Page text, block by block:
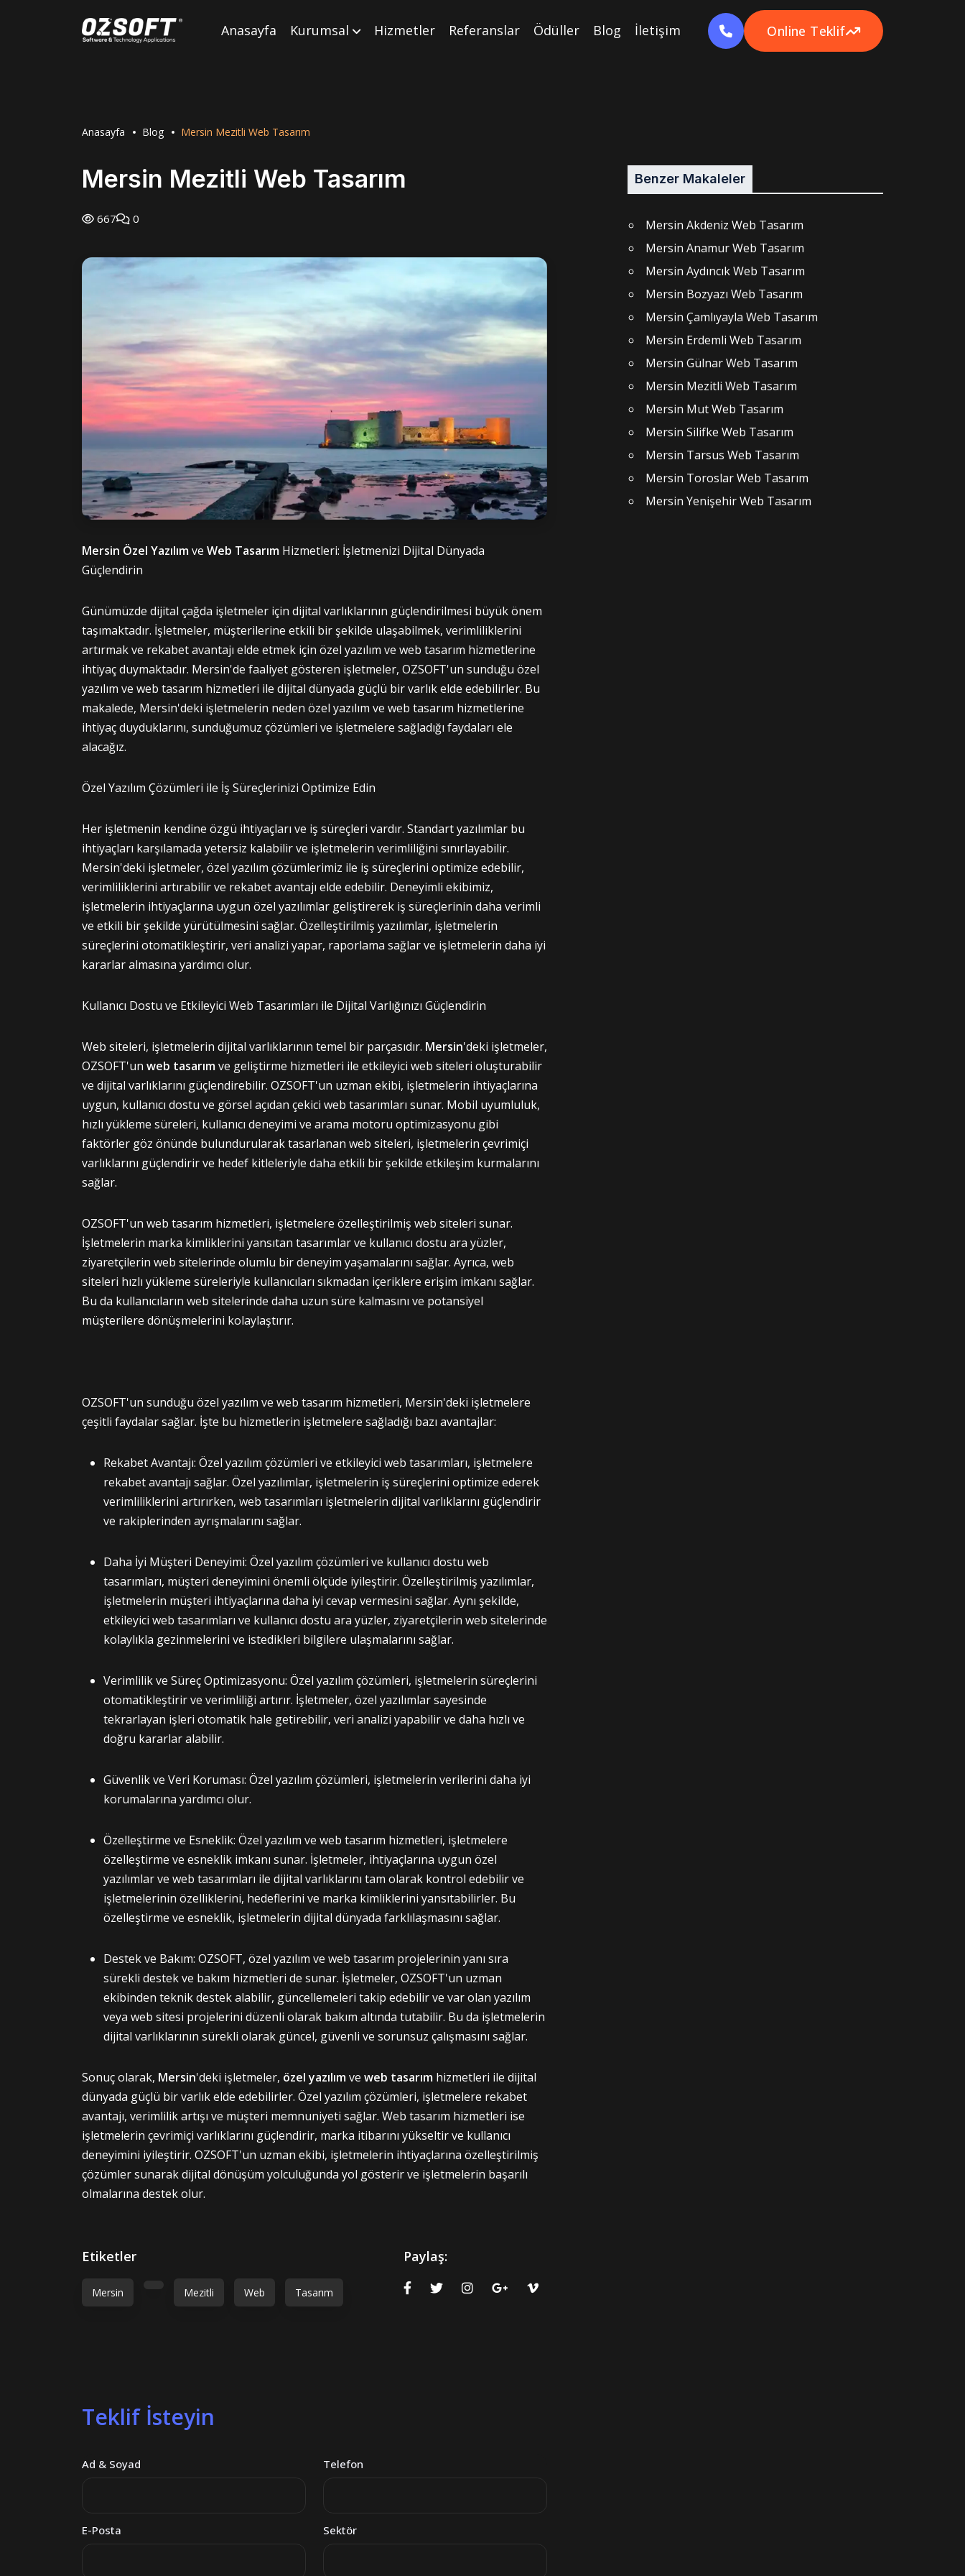
Anasayfa Kurumsal Hizmetler Referanslar Ödüller Blog İletişim Online Teklif
Anasayfa Blog Mersin Mezitli Web Tasarım
Mersin Mezitli Web Tasarım
667 0
Mersin Özel Yazılımve Web Tasarım Hizmetleri: İşletmenizi Dijital Dünyada
Güçlendirin
Günümüzde dijital çağda işletmeler için dijital varlıklarının güçlendirilmesi büyük önem
taşımaktadır. İşletmeler, müşterilerine etkili bir şekilde ulaşabilmek, verimliliklerini
artırmak ve rekabet avantajı elde etmek için özel yazılım ve web tasarım hizmetlerine
ihtiyaç duymaktadır. Mersin'de faaliyet gösteren işletmeler, OZSOFT'un sunduğu özel
yazılım ve web tasarım hizmetleri ile dijital dünyada güçlü bir varlık elde edebilirler. Bu
makalede, Mersin'deki işletmelerin neden özel yazılım ve web tasarım hizmetlerine
ihtiyaç duyduklarını, sunduğumuz çözümleri ve işletmelere sağladığı faydaları ele
alacağız.
Özel Yazılım Çözümleri ile İş Süreçlerinizi Optimize Edin
Her işletmenin kendine özgü ihtiyaçları ve iş süreçleri vardır. Standart yazılımlar bu
ihtiyaçları karşılamada yetersiz kalabilir ve işletmelerin verimliliğini sınırlayabilir.
Mersin'deki işletmeler, özel yazılım çözümlerimiz ile iş süreçlerini optimize edebilir,
verimliliklerini artırabilir ve rekabet avantajı elde edebilir. Deneyimli ekibimiz,
işletmelerin ihtiyaçlarına uygun özel yazılımlar geliştirerek iş süreçlerinin daha verimli
ve etkili bir şekilde yürütülmesini sağlar. Özelleştirilmiş yazılımlar, işletmelerin
süreçlerini otomatikleştirir, veri analizi yapar, raporlama sağlar ve işletmelerin daha iyi
kararlar almasına yardımcı olur.
Kullanıcı Dostu ve Etkileyici Web Tasarımları ile Dijital Varlığınızı Güçlendirin
Web siteleri, işletmelerin dijital varlıklarının temel bir parçasıdır. Mersin'deki işletmeler,
OZSOFT'un web tasarımve geliştirme hizmetleri ile etkileyici web siteleri oluşturabilir
ve dijital varlıklarını güçlendirebilir. OZSOFT'un uzman ekibi, işletmelerin ihtiyaçlarına
uygun, kullanıcı dostu ve görsel açıdan çekici web tasarımları sunar. Mobil uyumluluk,
hızlı yükleme süreleri, kullanıcı deneyimi ve arama motoru optimizasyonu gibi
faktörler göz önünde bulundurularak tasarlanan web siteleri, işletmelerin çevrimiçi
varlıklarını güçlendirir ve hedef kitleleriyle daha etkili bir şekilde etkileşim kurmalarını
sağlar.
OZSOFT'un web tasarım hizmetleri, işletmelere özelleştirilmiş web siteleri sunar.
İşletmelerin marka kimliklerini yansıtan tasarımlar ve kullanıcı dostu ara yüzler,
ziyaretçilerin web sitelerinde olumlu bir deneyim yaşamalarını sağlar. Ayrıca, web
siteleri hızlı yükleme süreleriyle kullanıcıları sıkmadan içeriklere erişim imkanı sağlar.
Bu da kullanıcıların web sitelerinde daha uzun süre kalmasını ve potansiyel
müşterilere dönüşmelerini kolaylaştırır.
OZSOFT'un sunduğu özel yazılım ve web tasarım hizmetleri, Mersin'deki işletmelere
çeşitli faydalar sağlar. İşte bu hizmetlerin işletmelere sağladığı bazı avantajlar:
Rekabet Avantajı: Özel yazılım çözümleri ve etkileyici web tasarımları, işletmelere
rekabet avantajı sağlar. Özel yazılımlar, işletmelerin iş süreçlerini optimize ederek
verimliliklerini artırırken, web tasarımları işletmelerin dijital varlıklarını güçlendirir
ve rakiplerinden ayrışmalarını sağlar.
Daha İyi Müşteri Deneyimi: Özel yazılım çözümleri ve kullanıcı dostu web
tasarımları, müşteri deneyimini önemli ölçüde iyileştirir. Özelleştirilmiş yazılımlar,
işletmelerin müşteri ihtiyaçlarına daha iyi cevap vermesini sağlar. Aynı şekilde,
etkileyici web tasarımları ve kullanıcı dostu ara yüzler, ziyaretçilerin web sitelerinde
kolaylıkla gezinmelerini ve istedikleri bilgilere ulaşmalarını sağlar.
Verimlilik ve Süreç Optimizasyonu: Özel yazılım çözümleri, işletmelerin süreçlerini
otomatikleştirir ve verimliliği artırır. İşletmeler, özel yazılımlar sayesinde
tekrarlayan işleri otomatik hale getirebilir, veri analizi yapabilir ve daha hızlı ve
doğru kararlar alabilir.
Güvenlik ve Veri Koruması: Özel yazılım çözümleri, işletmelerin verilerini daha iyi
korumalarına yardımcı olur.
Özelleştirme ve Esneklik: Özel yazılım ve web tasarım hizmetleri, işletmelere
özelleştirme ve esneklik imkanı sunar. İşletmeler, ihtiyaçlarına uygun özel
yazılımlar ve web tasarımları ile dijital varlıklarını tam olarak kontrol edebilir ve
işletmelerinin özelliklerini, hedeflerini ve marka kimliklerini yansıtabilirler. Bu
özelleştirme ve esneklik, işletmelerin dijital dünyada farklılaşmasını sağlar.
Destek ve Bakım: OZSOFT, özel yazılım ve web tasarım projelerinin yanı sıra
sürekli destek ve bakım hizmetleri de sunar. İşletmeler, OZSOFT'un uzman
ekibinden teknik destek alabilir, güncellemeleri takip edebilir ve var olan yazılım
veya web sitesi projelerini düzenli olarak bakım altında tutabilir. Bu da işletmelerin
dijital varlıklarının sürekli olarak güncel, güvenli ve sorunsuz çalışmasını sağlar.
Sonuç olarak, Mersin'deki işletmeler, özel yazılımve web tasarım hizmetleri ile dijital
dünyada güçlü bir varlık elde edebilirler. Özel yazılım çözümleri, işletmelere rekabet
avantajı, verimlilik artışı ve müşteri memnuniyeti sağlar. Web tasarım hizmetleri ise
işletmelerin çevrimiçi varlıklarını güçlendirir, marka itibarını yükseltir ve kullanıcı
deneyimini iyileştirir. OZSOFT'un uzman ekibi, işletmelerin ihtiyaçlarına özelleştirilmiş
çözümler sunarak dijital dönüşüm yolculuğunda yol gösterir ve işletmelerin başarılı
olmalarına destek olur.
Etiketler
Mersin Mezitli Web Tasarım
Paylaş:
Teklif İsteyin
Ad & Soyad Telefon
E-Posta Sektör
Benzer Makaleler
Mersin Akdeniz Web Tasarım
Mersin Anamur Web Tasarım
Mersin Aydıncık Web Tasarım
Mersin Bozyazı Web Tasarım
Mersin Çamlıyayla Web Tasarım
Mersin Erdemli Web Tasarım
Mersin Gülnar Web Tasarım
Mersin Mezitli Web Tasarım
Mersin Mut Web Tasarım
Mersin Silifke Web Tasarım
Mersin Tarsus Web Tasarım
Mersin Toroslar Web Tasarım
Mersin Yenişehir Web Tasarım